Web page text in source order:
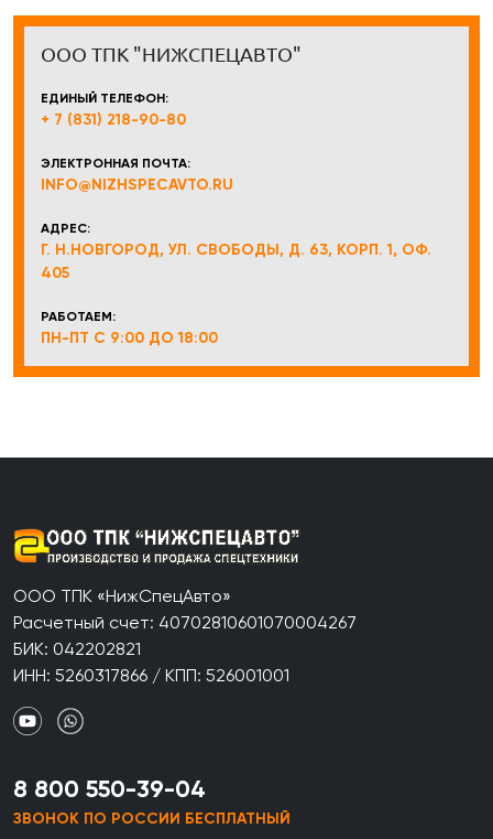
ООО ТПК "НИЖСПЕЦАВТО"
ЕДИНЫЙ ТЕЛЕФОН:
+ 7 (831) 218-90-80
ЭЛЕКТРОННАЯ ПОЧТА:
INFO@NIZHSPECAVTO.RU
АДРЕС:
Г. Н.НОВГОРОД, УЛ. СВОБОДЫ, Д. 63, КОРП. 1, ОФ.
405
РАБОТАЕМ:
ПН-ПТ С 9:00 ДО 18:00
ООО ТПК «НижСпецАвто»
Расчетный счет: 40702810601070004267
БИК: 042202821
ИНН: 5260317866 / КПП: 526001001
8 800 550-39-04
ЗВОНОК ПО РОССИИ БЕСПЛАТНЫЙ